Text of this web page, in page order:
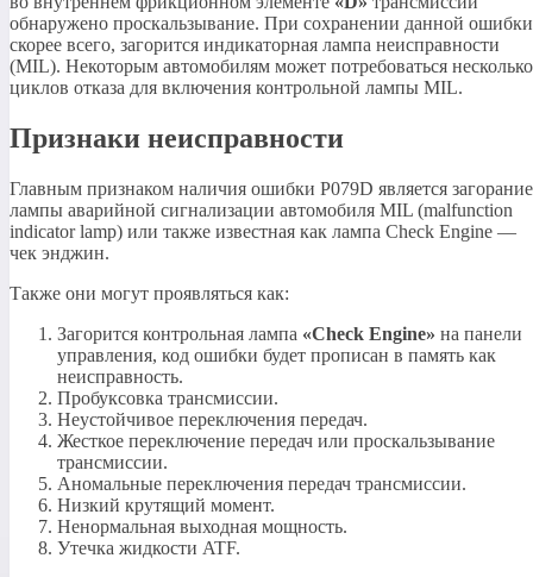
обнаружено проскальзывание. При сохранении данной ошибки
скорее всего, загорится индикаторная лампа неисправности
(MIL). Некоторым автомобилям может потребоваться несколько
циклов отказа для включения контрольной лампы MIL.
Признаки неисправности
Главным признаком наличия ошибки P079D является загорание
лампы аварийной сигнализации автомобиля MIL (malfunction
indicator lamp) или также известная как лампа Check Engine —
чек энджин.
Также они могут проявляться как:
Загорится контрольная лампа «Check Engine» на панели
управления, код ошибки будет прописан в память как
неисправность.
Пробуксовка трансмиссии.
Неустойчивое переключения передач.
Жесткое переключение передач или проскальзывание
трансмиссии.
Аномальные переключения передач трансмиссии.
Низкий крутящий момент.
Ненормальная выходная мощность.
Утечка жидкости ATF.